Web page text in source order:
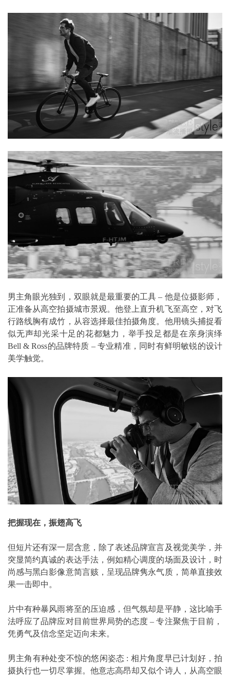
男主角眼光独到，双眼就是最重要的工具 – 他是位摄影师，
正准备从高空拍摄城市景观。他登上直升机飞至高空，对飞
行路线胸有成竹，从容选择最佳拍摄角度。他用镜头捕捉看
似无声却光采十足的花都魅力，举手投足都是在亲身演绎
Bell & Ross的品牌特质 – 专业精准，同时有鲜明敏锐的设计
美学触觉。
把握现在，振翅高飞
但短片还有深一层含意，除了表述品牌宣言及视觉美学，并
突显简约真诚的表达手法，例如精心调度的场面及设计，时
尚感与黑白影像意简言赅，呈现品牌隽永气质，简单直接效
果一击即中。
片中有种暴风雨将至的压迫感，但气氛却是平静，这比喻手
法呼应了品牌应对目前世界局势的态度 – 专注聚焦于目前，
凭勇气及信念坚定迈向未来。
男主角有种处变不惊的悠闲姿态 : 相片角度早已计划好，拍
摄执行也一切尽掌握。他意志高昂却又似个诗人，从高空眼